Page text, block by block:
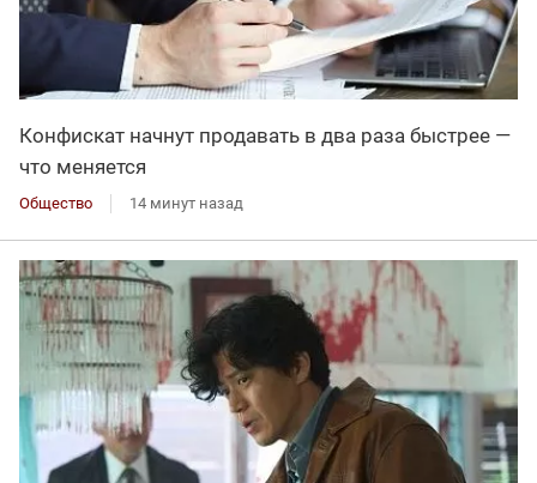
Конфискат начнут продавать в два раза быстрее —
что меняется
Общество 14 минут назад